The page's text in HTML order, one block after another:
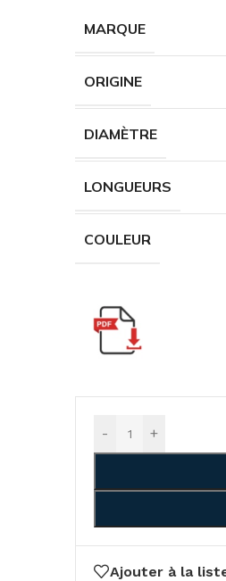
MARQUE
ORIGINE
DIAMÈTRE
LONGUEURS
COULEUR
- +
Ajouter à la